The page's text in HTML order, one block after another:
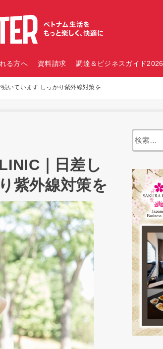
る方へ 資料請求 調達＆ビジネスガイド2026
いています しっかり紫外線対策を
｜日差し
紫外線対策を